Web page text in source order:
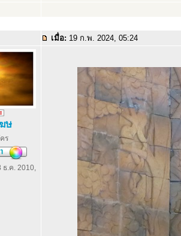
เมื่อ: 19 ก.พ. 2024, 05:24
ษ
ร
ธ.ค. 2010,